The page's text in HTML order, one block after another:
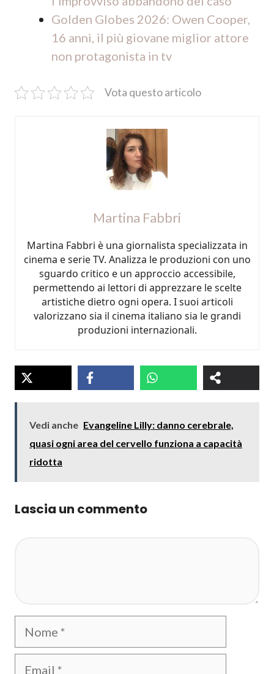
Golden Globes 2026: Owen Cooper,
16 anni, il più giovane miglior attore
non protagonista in tv
Vota questo articolo
Martina Fabbri
Martina Fabbri è una giornalista specializzata in
cinema e serie TV. Analizza le produzioni con uno
sguardo critico e un approccio accessibile,
permettendo ai lettori di apprezzare le scelte
artistiche dietro ogni opera. I suoi articoli
valorizzano sia il cinema italiano sia le grandi
produzioni internazionali.
Vedi anche Evangeline Lilly: danno cerebrale,
quasi ogni area del cervello funziona a capacità
ridotta
Lascia un commento
Nome
Email